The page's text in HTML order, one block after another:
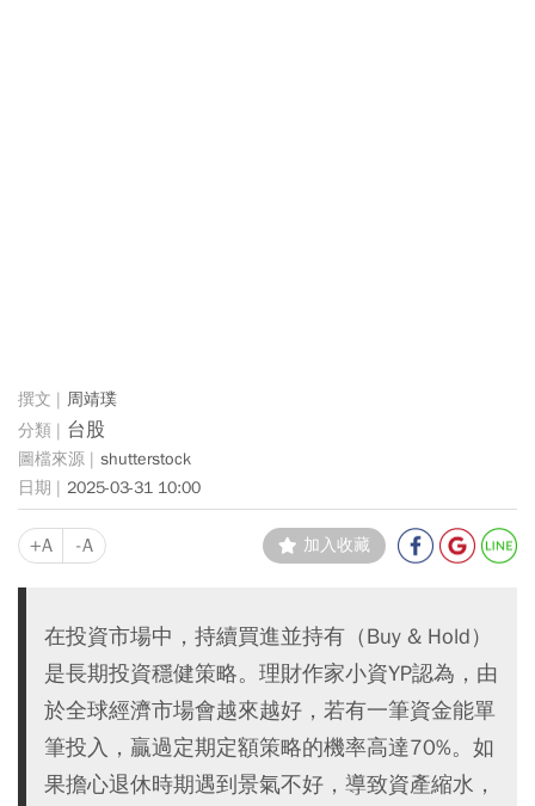
周靖璞
台股
shutterstock
2025-03-31 10:00
+A -A 加入收藏
在投資市場中，持續買進並持有（Buy & Hold）
是長期投資穩健策略。理財作家小資YP認為，由
於全球經濟市場會越來越好，若有一筆資金能單
筆投入，贏過定期定額策略的機率高達70%。如
果擔心退休時期遇到景氣不好，導致資產縮水，